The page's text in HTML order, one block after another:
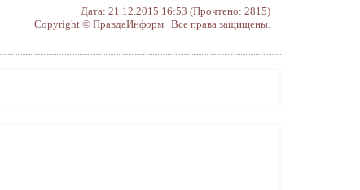
Дата: 21.12.2015 16:53 (Прочтено: 2815)
Copyright © ПравдаИнформ Все права защищены.